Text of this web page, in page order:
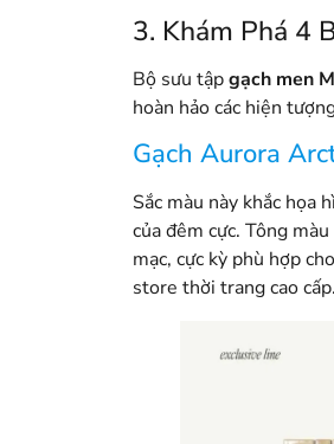
3. Khám Phá 4
Bộ sưu tậpgạch men
hoàn hảo các hiện
Gạch Aurora
Sắc màu này khắc họa
của đêm cực. Tông
mạc, cực kỳ phù hợp
store thời trang cao cấp.